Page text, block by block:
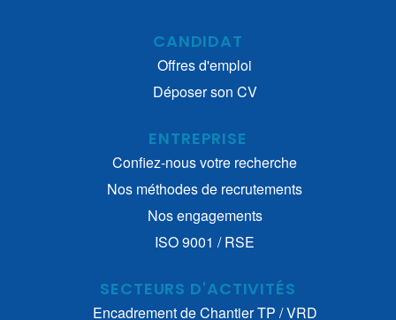
CANDIDAT
Offres d'emploi
Déposer son CV
ENTREPRISE
Confiez-nous votre recherche
Nos méthodes de recrutements
Nos engagements
ISO 9001 / RSE
SECTEURS D'ACTIVITÉS
Encadrement de Chantier TP / VRD